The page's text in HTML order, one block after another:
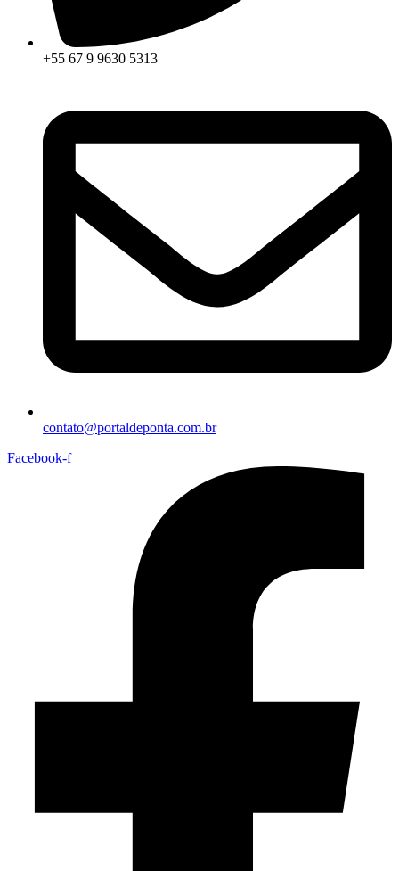
+55 67 9 9630 5313
contato@portaldeponta.com.br
Facebook-f